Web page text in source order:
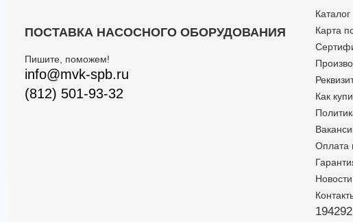
ПОСТАВКА НАСОСНОГО ОБОРУДОВАНИЯ
Пишите, поможем!
info@mvk-spb.ru
(812) 501-93-32
Каталог
Карта
Как
Оплата
Новости